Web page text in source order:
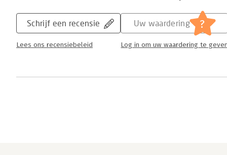
Schrijf een recensie
Lees ons recensiebeleid
Uw waardering ?
Log in om uw waardering te